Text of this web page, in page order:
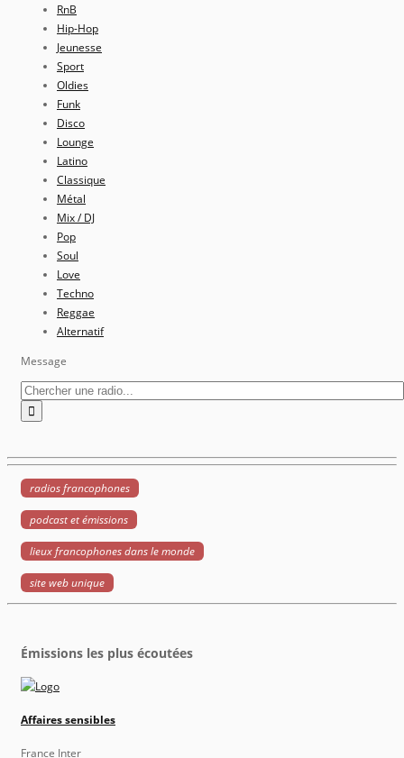
RnB
Hip-Hop
Jeunesse
Sport
Oldies
Funk
Disco
Lounge
Latino
Classique
Métal
Mix / DJ
Pop
Soul
Love
Techno
Reggae
Alternatif
Message
radios francophones
podcast et émissions
lieux francophones dans le monde
site web unique
Émissions les plus écoutées
Affaires sensibles
France Inter